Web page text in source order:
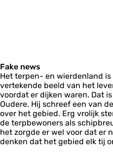
Fake news
Het terpen- en wierdenland
vertekende beeld van het
voordat er dijken waren. Dat
Oudere. Hij schreef een van
over het gebied. Erg vrolijk
de terpbewoners als
het zorgde er wel voor dat er
denken dat het gebied elk tij